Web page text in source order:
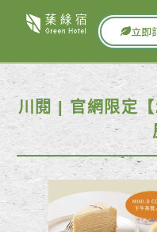
立即
川閱 | 官網限定